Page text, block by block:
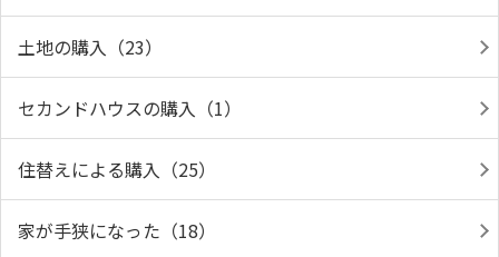
土地の購入（23）
セカンドハウスの購入（1）
住替えによる購入（25）
家が手狭になった（18）